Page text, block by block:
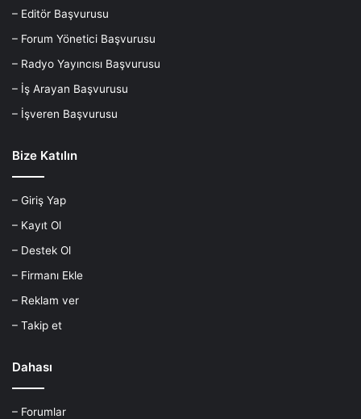
– Editör Başvurusu
– Forum Yönetici Başvurusu
– Radyo Yayıncısı Başvurusu
– İş Arayan Başvurusu
– İşveren Başvurusu
Bize Katılın
– Giriş Yap
– Kayıt Ol
– Destek Ol
– Firmanı Ekle
– Reklam ver
– Takip et
Dahası
– Forumlar